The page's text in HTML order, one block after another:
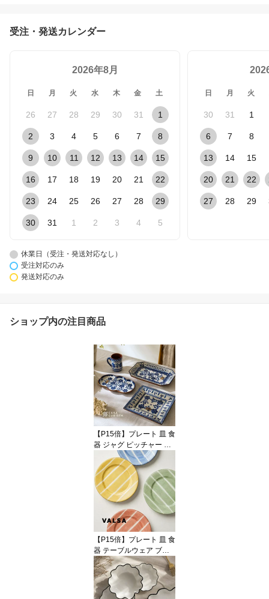
受注・発送カレンダー
2026年8月
日 月 火 水 木 金 土
26 27 28 29 30 31 1
2 3 4 5 6 7 8
9 10 11 12 13 14 15
16 17 18 19 20 21 22
23 24 25 26 27 28 29
30 31 1 2 3 4 5
日 月 火
30 31 1
6 7 8
13 14 15
20 21 22
27 28 29
休業日（受注・発送対応なし）
受注対応のみ
発送対応のみ
ショップ内の注目商品
【P15倍】プレート 皿 食
器 ジャグ ピッチャー 花
瓶 フラワーベース 花柄
フラワーモチーフ 陶器
テラコッタ ブルー 青 ホ
ワイト 白 テーブルウェ
ア おしゃれ かわいい 輸
入食器 海外インテリア
輸入 インポート 直輸入
オブジェ 置物 インテリ
ア ハンドメイド
【P15倍】プレート 皿 食
器 テーブルウェア ブル
ー イエロー グリーン レ
ッド 青 赤 黄色 陶器 アー
スンウェア ラウンド 22c
m 中皿 オブジェ 置物 イ